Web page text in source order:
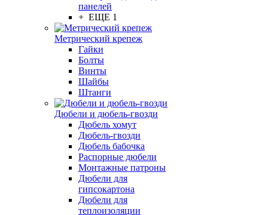
панелей
+ ЕЩЕ 1
Метрический крепеж
Гайки
Болты
Винты
Шайбы
Штанги
Дюбели и дюбель-гвозди
Дюбель хомут
Дюбель-гвозди
Дюбель бабочка
Распорные дюбели
Монтажные патроны
Дюбели для
гипсокартона
Дюбели для
теплоизоляции